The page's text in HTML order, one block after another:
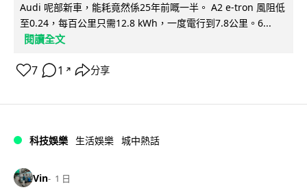
Audi 呢部新車，能耗竟然係25年前嘅一半。 A2 e-tron 風阻低
至0.24，每百公里只需12.8 kWh，一度電行到7.8公里。6...
閱讀全文
7 1 ↗ 分享
科技娛樂 生活娛樂 城中熱話
Vin 1 日